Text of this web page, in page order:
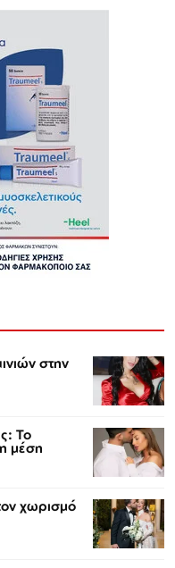
στην
Το
μέση
χωρισμό